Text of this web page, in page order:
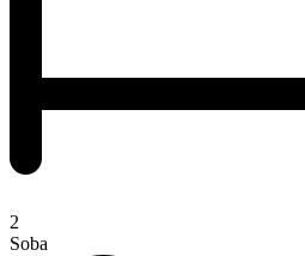
2
Soba